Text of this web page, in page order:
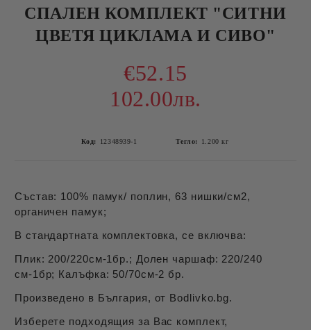
СПАЛЕН КОМПЛЕКТ "СИТНИ
ЦВЕТЯ ЦИКЛАМА И СИВО"
€52.15
102.00лв.
Код: 12348939-1 Тегло: 1.200 кг
Състав: 100% памук/ поплин, 63 нишки/см2,
органичен памук;
В стандартната комплектовка, се включва:
Плик: 200/220см-1бр.; Долен чаршаф: 220/240
см-1бр; Калъфка: 50/70см-2 бр.
Произведено в България, от Bodlivko.bg.
Изберете подходящия за Вас комплект,